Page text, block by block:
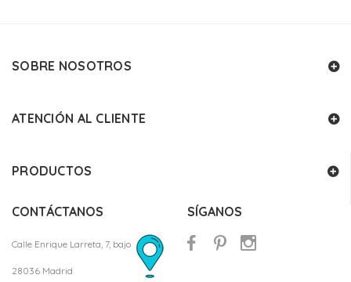
SOBRE NOSOTROS
ATENCIÓN AL CLIENTE
PRODUCTOS
CONTÁCTANOS
Calle Enrique Larreta, 7, bajo
28036 Madrid
SÍGANOS